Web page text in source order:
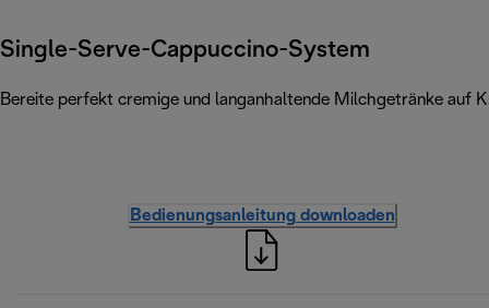
Single-Serve-Cappuccino-System
Bereite perfekt cremige und langanhaltende Milchgetränke auf
Bedienungsanleitung downloaden